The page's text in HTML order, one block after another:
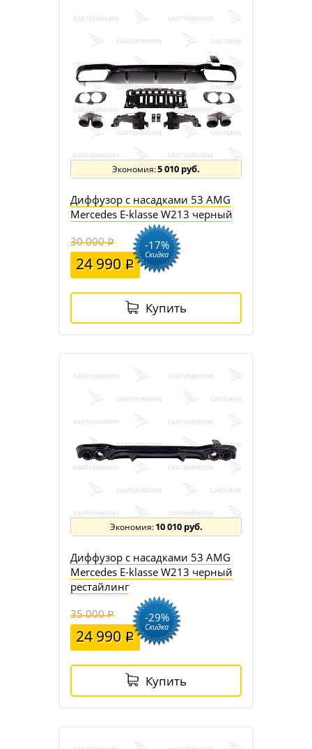
5 010 руб.
Диффузор с насадками 53 AMG
Mercedes E-klasse W213 черный
30 000
24 990
-17%
Скидка
Купить
10 010 руб.
Диффузор с насадками 53 AMG
Mercedes E-klasse W213 черный
рестайлинг
35 000
24 990
-29%
Скидка
Купить